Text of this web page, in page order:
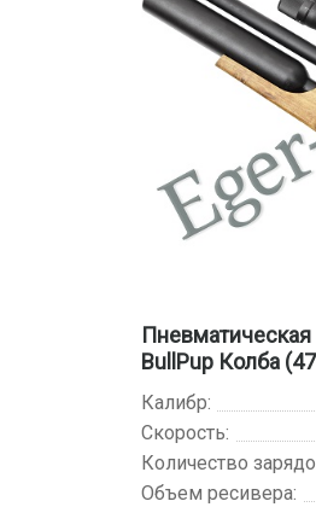
Пневматическая
BullPup Колба
Калибр:
Скорость:
Количество
Объем ресивера: